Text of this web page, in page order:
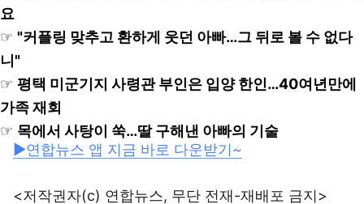
요
☞ "커플링 맞추고 환하게 웃던 아빠…그 뒤로 볼 수 없다
니"
☞ 평택 미군기지 사령관 부인은 입양 한인…40여년만에
가족 재회
☞ 목에서 사탕이 쑥…딸 구해낸 아빠의 기술
▶연합뉴스 앱 지금 바로 다운받기~
<저작권자(c) 연합뉴스, 무단 전재-재배포 금지>